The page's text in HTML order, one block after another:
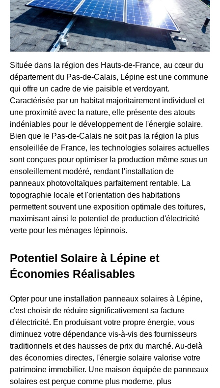
Située dans la région des Hauts-de-France, au cœur du
département du Pas-de-Calais, Lépine est une commune
qui offre un cadre de vie paisible et verdoyant.
Caractérisée par un habitat majoritairement individuel et
une proximité avec la nature, elle présente des atouts
indéniables pour le développement de l'énergie solaire.
Bien que le Pas-de-Calais ne soit pas la région la plus
ensoleillée de France, les technologies solaires actuelles
sont conçues pour optimiser la production même sous un
ensoleillement modéré, rendant l'installation de
panneaux photovoltaïques parfaitement rentable. La
topographie locale et l'orientation des habitations
permettent souvent une exposition optimale des toitures,
maximisant ainsi le potentiel de production d'électricité
verte pour les ménages lépinnois.
Potentiel Solaire à Lépine et
Économies Réalisables
Opter pour une installation panneaux solaires à Lépine,
c'est choisir de réduire significativement sa facture
d'électricité. En produisant votre propre énergie, vous
diminuez votre dépendance vis-à-vis des fournisseurs
traditionnels et des hausses de prix du marché. Au-delà
des économies directes, l'énergie solaire valorise votre
patrimoine immobilier. Une maison équipée de panneaux
solaires est perçue comme plus moderne, plus